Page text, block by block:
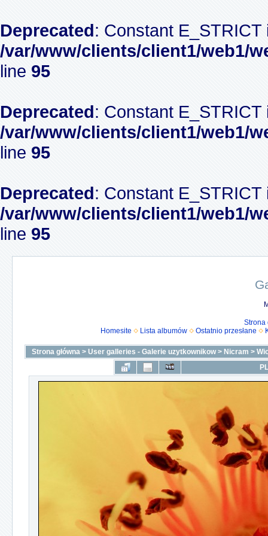
Deprecated: Constant
/var/www/clients/client1/web1/
line 95
Deprecated: Constant
/var/www/clients/client1/web1/
line 95
Deprecated: Constant
/var/www/clients/client1/web1/
line 95
Strona
Homesite
Lista albumów Ostatnio przesłane
Strona główna > User galleries - Galerie uzytkownikow> Nicram >